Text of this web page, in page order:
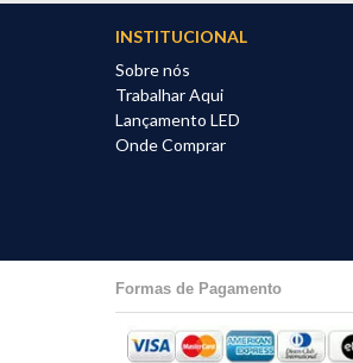
INSTITUCIONAL
Sobre nós
Trabalhar Aqui
Lançamento LED
Onde Comprar
Formas de Pagamento